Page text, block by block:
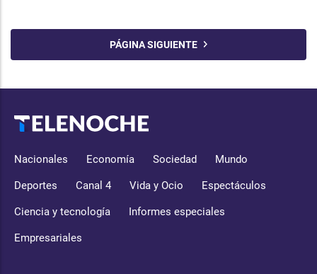
PÁGINA SIGUIENTE
Nacionales Economía Sociedad Mundo
Deportes Canal 4 Vida y Ocio Espectáculos
Ciencia y tecnología Informes especiales
Empresariales